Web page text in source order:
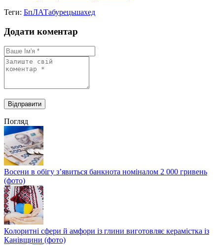
Теги: БпЛАТабурецьшахед
Додати коментар
Погляд
Восени в обігу з’явиться банкнота номіналом 2 000 гривень
(фото)
Колоритні сфери й амфори із глини виготовляє керамістка із
Канівщини (фото)